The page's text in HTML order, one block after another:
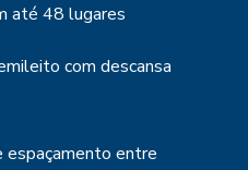
até 48 lugares
com descansa
espaçamento entre